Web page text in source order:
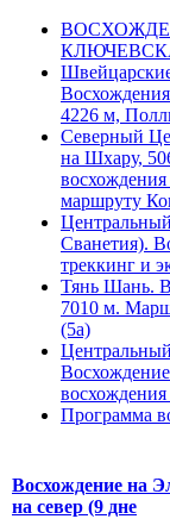
4226 м,
Северный
на Шхару,
маршруту
Сванетия).
треккинг и
Тянь Шань.
7010 м.
(5а)
Программа
Восхождение на
на север (9 дне